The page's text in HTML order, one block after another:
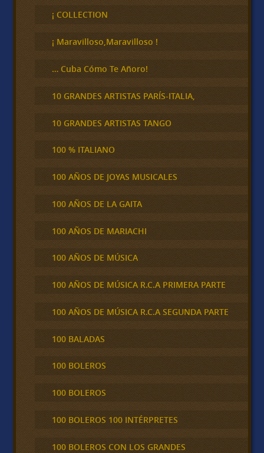
c
a
¡ COLLECTION
¡ Maravilloso,Maravilloso !
… Cuba Cómo Te Añoro!
10 GRANDES ARTISTAS PARÍS-ITALIA,
10 GRANDES ARTISTAS TANGO
100 % ITALIANO
100 AÑOS DE JOYAS MUSICALES
100 AÑOS DE LA GAITA
100 AÑOS DE MARIACHI
100 AÑOS DE MÚSICA
100 AÑOS DE MÚSICA R.C.A PRIMERA PARTE
100 AÑOS DE MÚSICA R.C.A SEGUNDA PARTE
100 BALADAS
100 BOLEROS
100 BOLEROS
100 BOLEROS 100 INTÉRPRETES
100 BOLEROS CON LOS GRANDES